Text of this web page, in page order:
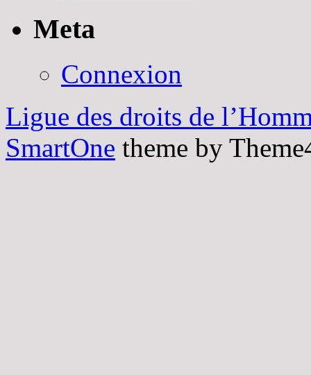
Meta
Connexion
Ligue des droits de
SmartOne theme by